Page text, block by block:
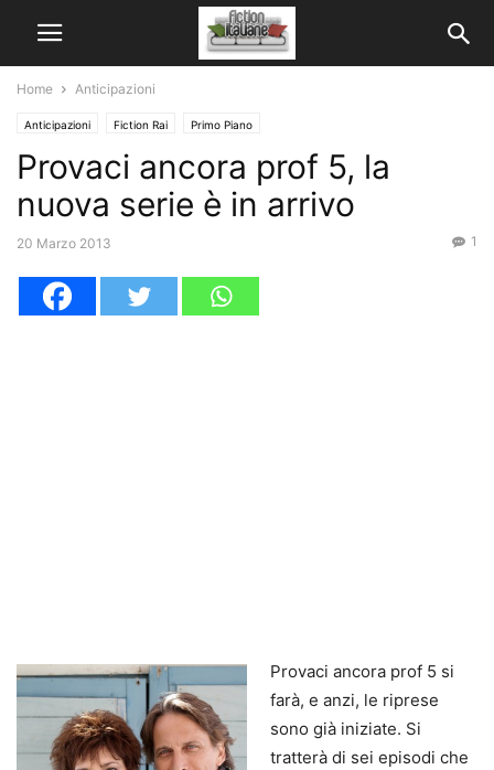
Home Anticipazioni
Anticipazioni Fiction Rai Primo Piano
Provaci ancora prof 5, la
nuova serie è in arrivo
20 Marzo 2013 1
Provaci ancora prof 5 si
farà, e anzi, le riprese
sono già iniziate. Si
tratterà di sei episodi che